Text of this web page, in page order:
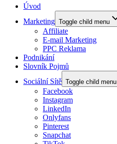
Úvod
Marketing Toggle child menu
Affiliate
E-mail Marketing
PPC Reklama
Podnikání
Slovník Pojmů
Sociální Sítě Toggle child menu
Facebook
Instagram
LinkedIn
Onlyfans
Pinterest
Snapchat